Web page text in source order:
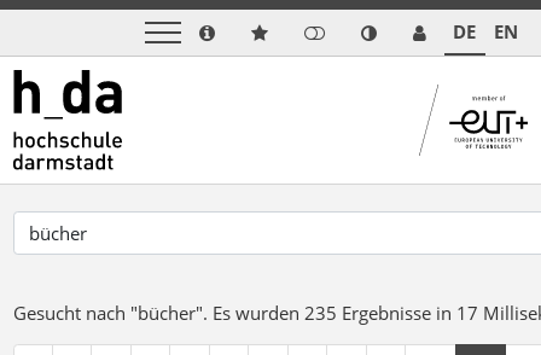
DE EN
Gesucht nach "bücher". Es wurden 235 Ergebnisse in 17